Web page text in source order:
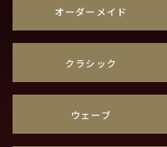
オーダーメイド
クラシック
ウェーブ